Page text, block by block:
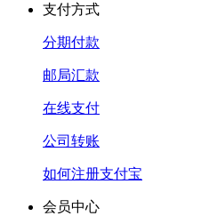
支付方式
分期付款
邮局汇款
在线支付
公司转账
如何注册支付宝
会员中心